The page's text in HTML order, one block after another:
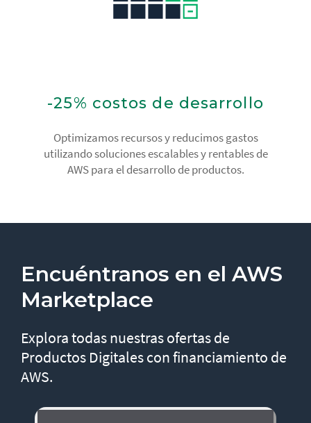
-25% costos de desarrollo
Optimizamos recursos y reducimos gastos
utilizando soluciones escalables y rentables de
AWS para el desarrollo de productos.
Encuéntranos en el AWS
Marketplace
Explora todas nuestras ofertas de
Productos Digitales con financiamiento de
AWS.